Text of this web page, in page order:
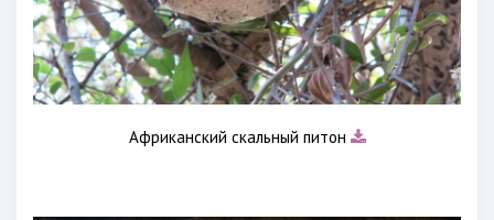
Африканский скальный питон